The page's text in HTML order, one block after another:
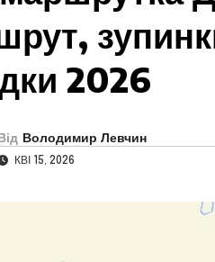
2026
Володимир Левчин
КВІ 15, 2026